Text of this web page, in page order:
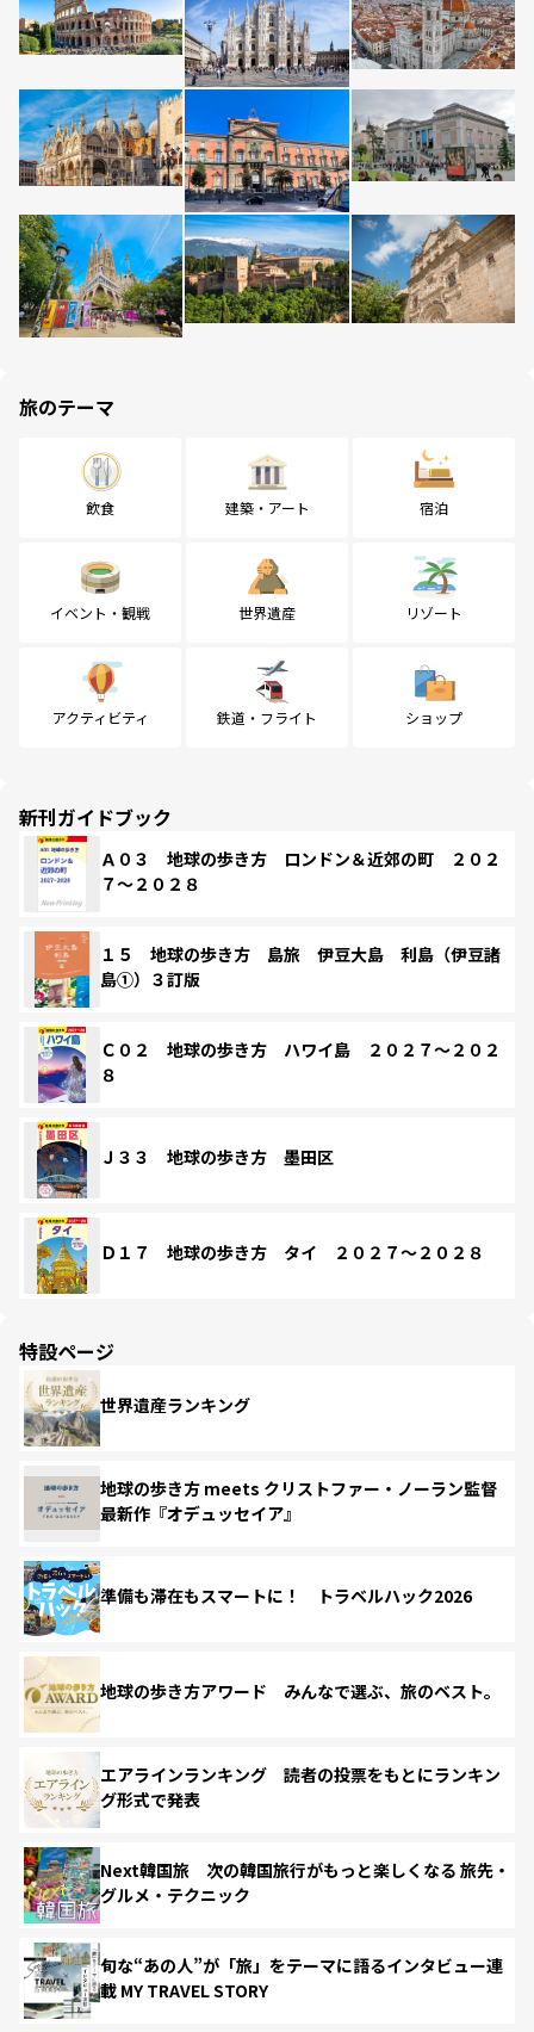
旅のテーマ
飲食 建築・アート 宿泊
イベント・観戦 世界遺産 リゾート
アクティビティ 鉄道・フライト ショップ
新刊ガイドブック
Ａ０３ 地球の歩き方 ロンドン＆近郊の町 ２０２
７～２０２８
１５ 地球の歩き方 島旅 伊豆大島 利島（伊豆諸
島①）３訂版
Ｃ０２ 地球の歩き方 ハワイ島 ２０２７～２０２
８
Ｊ３３ 地球の歩き方 墨田区
Ｄ１７ 地球の歩き方 タイ ２０２７～２０２８
特設ページ
世界遺産ランキング
地球の歩き方 meets クリストファー・ノーラン監督
最新作『オデュッセイア』
準備も滞在もスマートに！ トラベルハック2026
地球の歩き方アワード みんなで選ぶ、旅のベスト。
エアラインランキング 読者の投票をもとにランキン
グ形式で発表
Next韓国旅 次の韓国旅行がもっと楽しくなる 旅先・
グルメ・テクニック
旬な“あの人”が「旅」をテーマに語るインタビュー連
載 MY TRAVEL STORY